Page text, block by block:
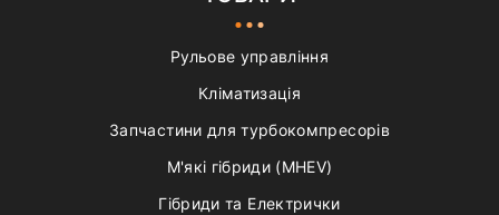
Рульове управління
Кліматизація
Запчастини для турбокомпресорів
М'які гібриди (MHEV)
Гібриди та Електрички